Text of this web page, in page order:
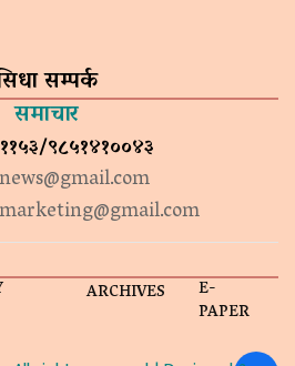
सम्पर्क
समाचार
९८५१४१००४३
ARCHIVES E-
PAPER